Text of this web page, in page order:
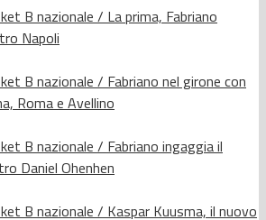
B nazionale / La prima, Fabriano
Napoli
B nazionale / Fabriano nel girone con
Roma e Avellino
B nazionale / Fabriano ingaggia il
Daniel Ohenhen
B nazionale / Kaspar Kuusma, il nuovo